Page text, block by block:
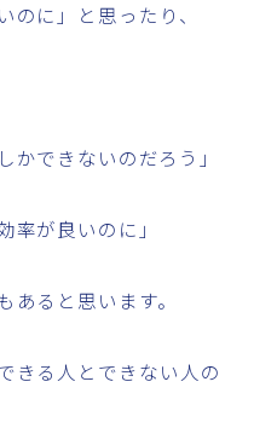
のに」と思ったり、
かできないのだろう」
率が良いのに」
ると思います。
る人とできない人の